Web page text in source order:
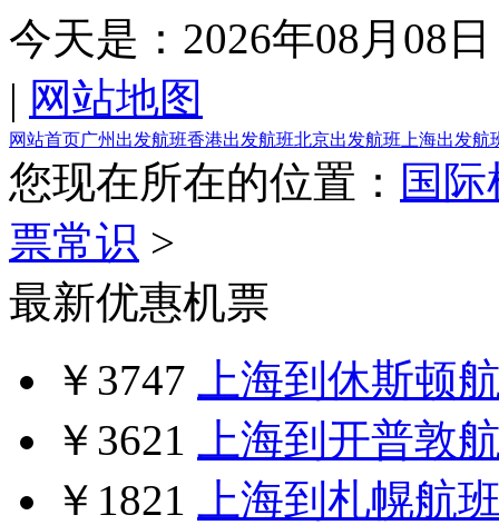
今天是： 2026年08月08日
| 网站地图
网站首页广州出发航班香港出发航班北京出发航班 上海出发航
您现在所在的位置： 国
票常识 >
最新优惠机票
￥3747
上海到休斯顿
￥3621
上海到开普敦
￥1821
上海到札幌航